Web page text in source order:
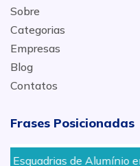
Sobre
Categorias
Empresas
Blog
Contatos
Frases Posicionadas
em Analândia